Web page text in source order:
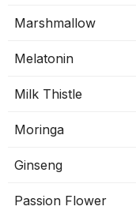
Marshmallow
Melatonin
Milk Thistle
Moringa
Ginseng
Passion Flower